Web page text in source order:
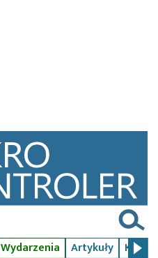
Wydarzenia Artykuły Kursy